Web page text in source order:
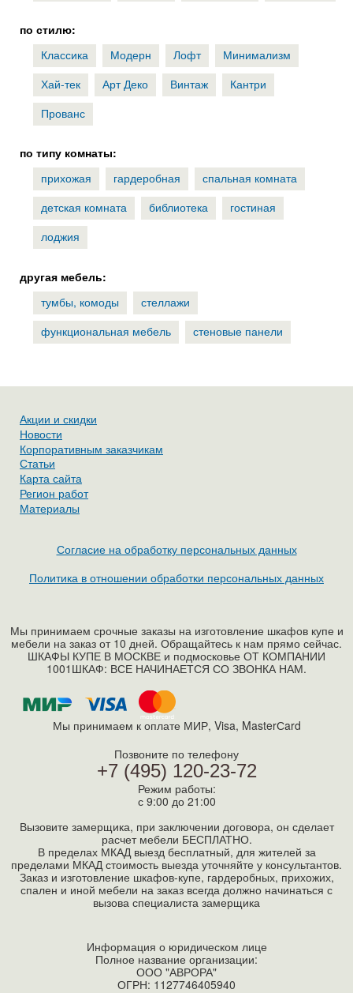
по стилю:
Классика
Модерн Лофт
Минимализм
Хай-тек
Арт Деко Винтаж
Кантри
Прованс
по типу комнаты:
прихожая
гардеробная
спальная комната
детская комната
библиотека
гостиная
лоджия
другая мебель:
тумбы, комоды
стеллажи
функциональная мебель
стеновые панели
Акции и скидки
Новости
Корпоративным заказчикам
Статьи
Карта сайта
Регион работ
Материалы
Согласие на обработку персональных данных
Политика в отношении обработки персональных данных
Мы принимаем срочные заказы на изготовление шкафов купе и
мебели на заказ от 10 дней. Обращайтесь к нам прямо сейчас.
ШКАФЫ КУПЕ В МОСКВЕ и подмосковье ОТ КОМПАНИИ
1001ШКАФ: ВСЕ НАЧИНАЕТСЯ СО ЗВОНКА НАМ.
Мы принимаем к оплате МИР, Visa, MasterСard
Позвоните по телефону
+7 (495) 120-23-72
Режим работы:
с 9:00 до 21:00
Вызовите замерщика, при заключении договора, он сделает
расчет мебели БЕСПЛАТНО.
В пределах МКАД выезд бесплатный, для жителей за
пределами МКАД стоимость выезда уточняйте у консультантов.
Заказ и изготовление шкафов-купе, гардеробных, прихожих,
спален и иной мебели на заказ всегда должно начинаться с
вызова специалиста замерщика
Информация о юридическом лице
Полное название организации:
ООО "АВРОРА"
ОГРН: 1127746405940